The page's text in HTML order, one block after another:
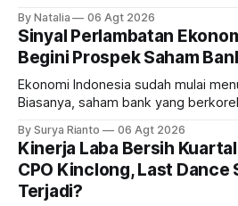
masih menarik dilirik?
By Natalia 06 Agt 2026
Sinyal Perlambatan
Begini Prospek Saham
Ekonomi Indonesia sudah mulai
Biasanya, saham bank yang
bank ke depannya?
By Surya Rianto 06 Agt 2026
Kinerja Laba Bersih
CPO Kinclong, Last Dance
Terjadi?